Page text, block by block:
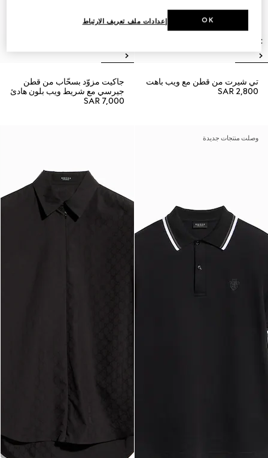
تي شيرت من قطن مع ويب باهت
SAR 2,800
جاكيت مزوّد بسحّاب من قطن
جيرسي مع شريط ويب بلون هادئ
SAR 7,000
وصلت منتجات جديدة
إعدادات ملف تعريف الارتباط OK